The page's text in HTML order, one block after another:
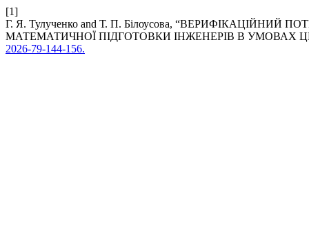
[1]
Г. Я. Тулученко and Т. П. Білоусова,
МАТЕМАТИЧНОЇ ПІДГОТОВКИ ІНЖЕНЕРІВ В УМОВАХ
2026-79-144-156.